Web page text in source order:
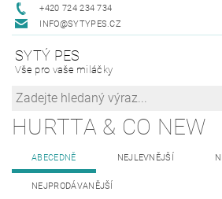
+420 724 234 734
INFO@SYTYPES.CZ
SYTÝ PES
Vše pro vaše miláčky
HURTTA & CO NEW
ABECEDNĚ NEJLEVNĚJŠÍ
NEJPRODÁVANĚJŠÍ